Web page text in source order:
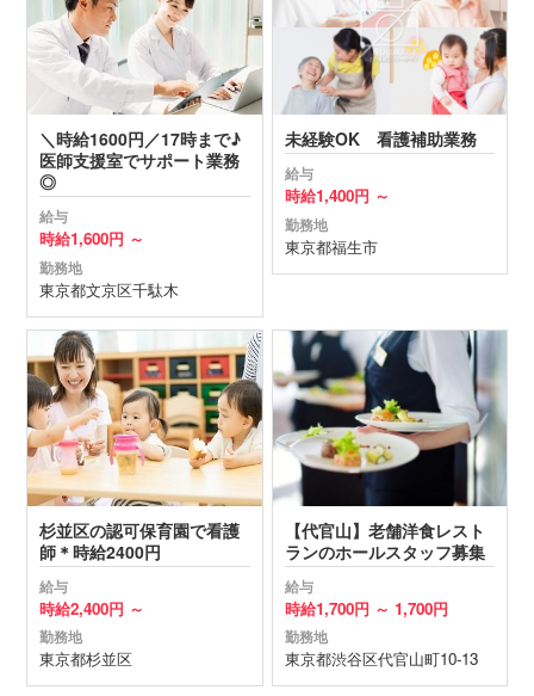
＼時給1600円／17時まで♪
医師支援室でサポート業務
◎
給与
時給1,600円 ～
勤務地
東京都文京区千駄木
未経験OK 看護補助業務
給与
時給1,400円 ～
勤務地
東京都福生市
杉並区の認可保育園で看護
師＊時給2400円
給与
時給2,400円 ～
勤務地
東京都杉並区
【代官山】老舗洋食レスト
ランのホールスタッフ募集
給与
時給1,700円 ～ 1,700円
勤務地
東京都渋谷区代官山町10-13